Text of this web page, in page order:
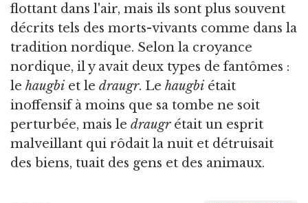
flottant dans l'air, mais ils sont plus souvent
décrits tels des morts-vivants comme dans la
tradition nordique. Selon la croyance
nordique, il y avait deux types de fantômes :
le haugbi et le draugr. Le haugbi était
inoffensif à moins que sa tombe ne soit
perturbée, mais le draugrétait un esprit
malveillant qui rôdait la nuit et détruisait
des biens, tuait des gens et des animaux.